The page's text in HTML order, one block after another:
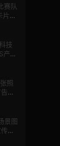
赛队
片球
产品
照
宣
景图
视